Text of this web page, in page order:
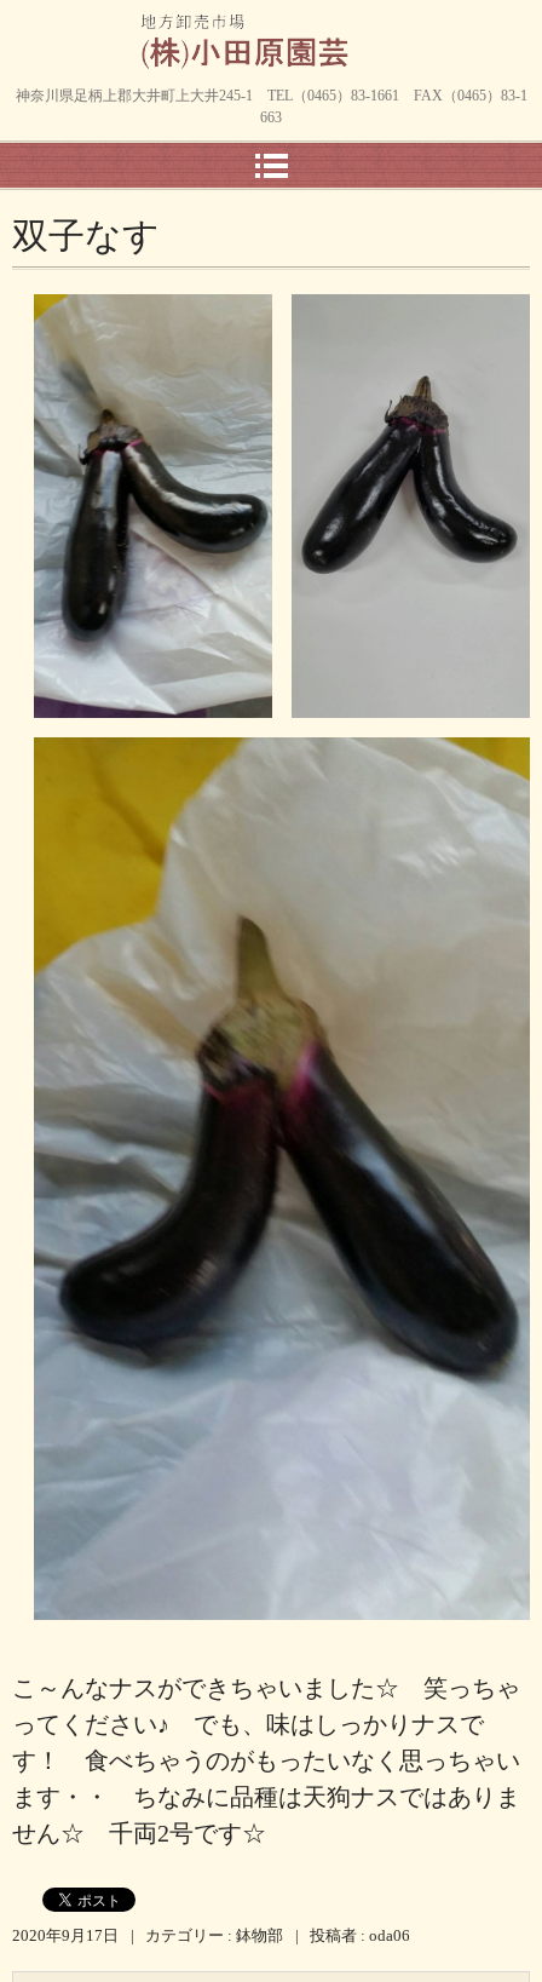
神奈川県足柄上郡大井町上大井245-1 TEL（0465）83-1661 FAX（0465）83-1
663
双子なす
こ～んなナスができちゃいました☆ 笑っちゃ
ってください♪ でも、味はしっかりナスで
す！ 食べちゃうのがもったいなく思っちゃい
ます・・ ちなみに品種は天狗ナスではありま
せん☆ 千両2号です☆
2020年9月17日 | カテゴリー : 鉢物部 | 投稿者 : oda06